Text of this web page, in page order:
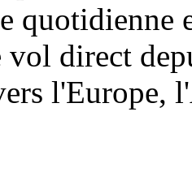
quotidienne
vol direct
l'Europe,